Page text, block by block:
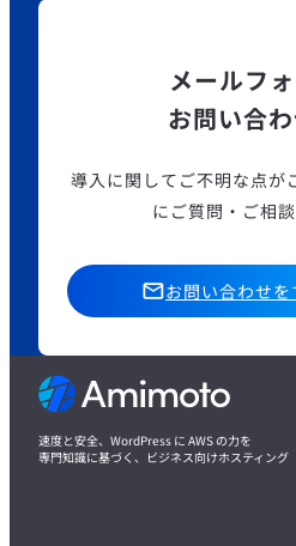
メールフ
お問い合
導入に関してご不明な点が
にご質問・ご相談
お問い合わせを
速度と安全、WordPress に AWS の力を
専門知識に基づく、ビジネス向けホスティング